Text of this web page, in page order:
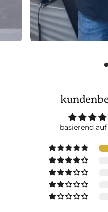
basierend